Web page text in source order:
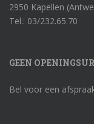
2950 Kapellen
Tel.: 03/232.65.70
GEEN
Bel voor een